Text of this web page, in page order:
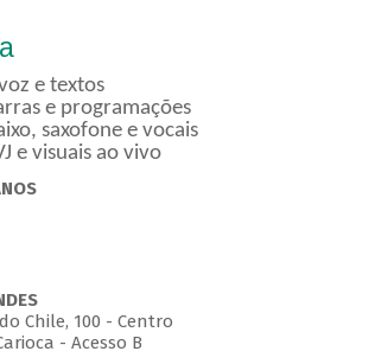
e textos
e programações
saxofone e vocais
e visuais ao vivo
Chile, 100 - Centro
- Acesso B